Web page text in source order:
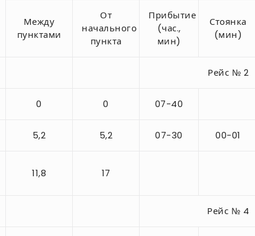
Между
пунк­тами
От
начального
пункта
Прибытие
(час.,
мин)
Стоянка
(мин)
Рейс № 2
0 0 07-40
5,2 5,2 07-30 00-01
11,8 17
Рейс № 4